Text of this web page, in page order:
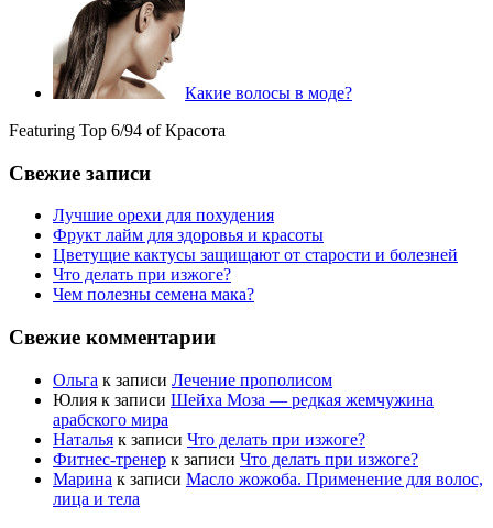
Какие волосы в моде?
Featuring Top 6/94 of Красота
Свежие записи
Лучшие орехи для похудения
Фрукт лайм для здоровья и красоты
Цветущие кактусы защищают от старости и болезней
Что делать при изжоге?
Чем полезны семена мака?
Свежие комментарии
Ольга к записи Лечение прополисом
Юлия к записи Шейха Моза — редкая жемчужина
арабского мира
Наталья к записи Что делать при изжоге?
Фитнес-тренер к записи Что делать при изжоге?
Марина к записи Масло жожоба. Применение для волос,
лица и тела